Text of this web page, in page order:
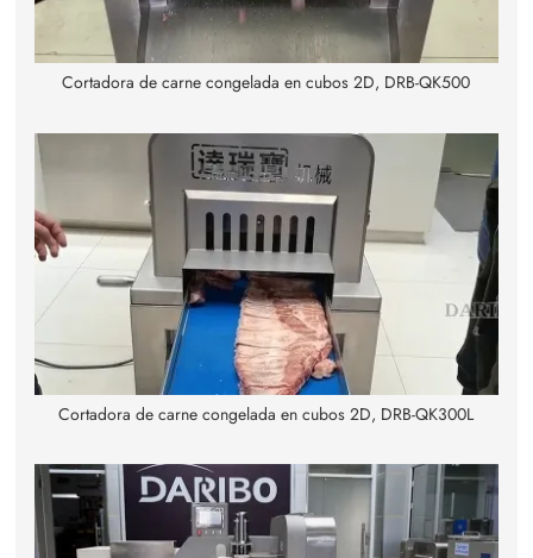
Cortadora de carne congelada en cubos 2D, DRB-QK500
Cortadora de carne congelada en cubos 2D, DRB-QK300L